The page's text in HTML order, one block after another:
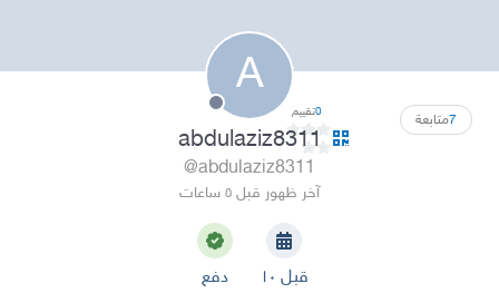
A
7متابعة 0تقييم
abdulaziz8311
@abdulaziz8311
آخر ظهور قبل ٥ ساعات
قبل ١٠
دفع